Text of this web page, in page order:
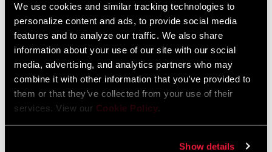
We use cookies and similar tracking technologies to
personalize content and ads, to provide social media
features and to analyze our traffic. We also share
information about your use of our site with our social
media, advertising, and analytics partners who may
combine it with other information that you’ve provided to
them or that they’ve collected from your use of their
services. View our Cookie Policy.
Show details
Beratung, Installation und Service für SRAM-Produkte zu erhalten.
HÄNDLERSUCHE
Online Hilfe